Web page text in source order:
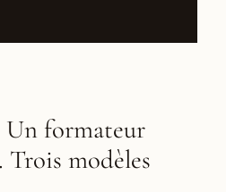
Un formateur
modèles